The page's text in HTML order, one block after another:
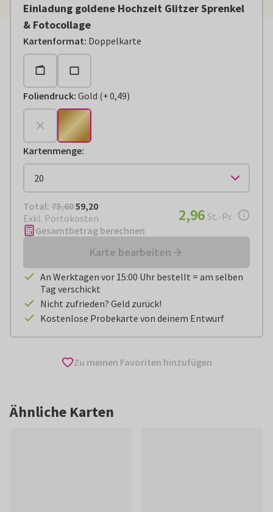
Einladung goldene Hochzeit Glitzer Sprenkel
& Fotocollage
Kartenformat: Doppelkarte
Foliendruck: Gold (
+€ 0,49
+0,49)
Kartenmenge:
Total: € 59,20
Total: 73,6059,20
Exkl. Portokosten
€ 2,96pro Stück
2,96 St.-Pr.
Gesamtbetrag berechnen
Karte bearbeiten
An Werktagen vor 15:00 Uhr bestellt = am selben
Tag verschickt
Nicht zufrieden? Geld zurück!
Kostenlose Probekarte von deinem Entwurf
Zu meinen Favoriten hinzufügen
Ähnliche Karten